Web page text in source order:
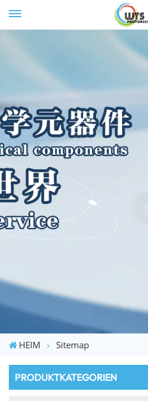
HEIM Sitemap
PRODUKTKATEGORIEN